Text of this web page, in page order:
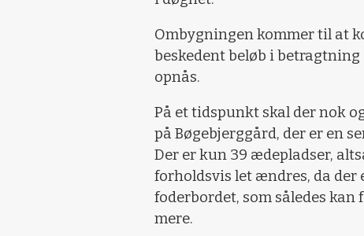
Ombygningen kommer til at
beskedent beløb i
opnås.
På et tidspunkt skal der nok
på Bøgebjerggård, der er en
Der er kun 39 ædepladser,
forholdsvis let ændres, da
foderbordet, som således
mere.